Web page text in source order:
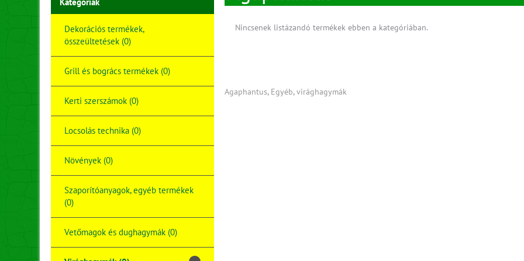
Dekorációs termékek,
összeültetések (0)
Grill és bogrács termékek (0)
Kerti szerszámok (0)
Locsolás technika (0)
Növények (0)
Szaporítóanyagok, egyéb termékek
(0)
Vetőmagok és dughagymák (0)
Nincsenek listázandó termékek ebben a kategóriában.
Agaphantus, Egyéb,virághagymák